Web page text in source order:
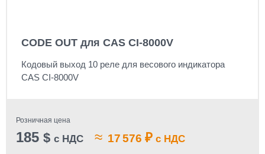
CODE OUT для CAS CI-8000V
Кодовый выход 10 реле для весового индикатора
CAS CI-8000V
Розничная цена
185 $ с НДС ≈ 17 576 ₽ с НДС